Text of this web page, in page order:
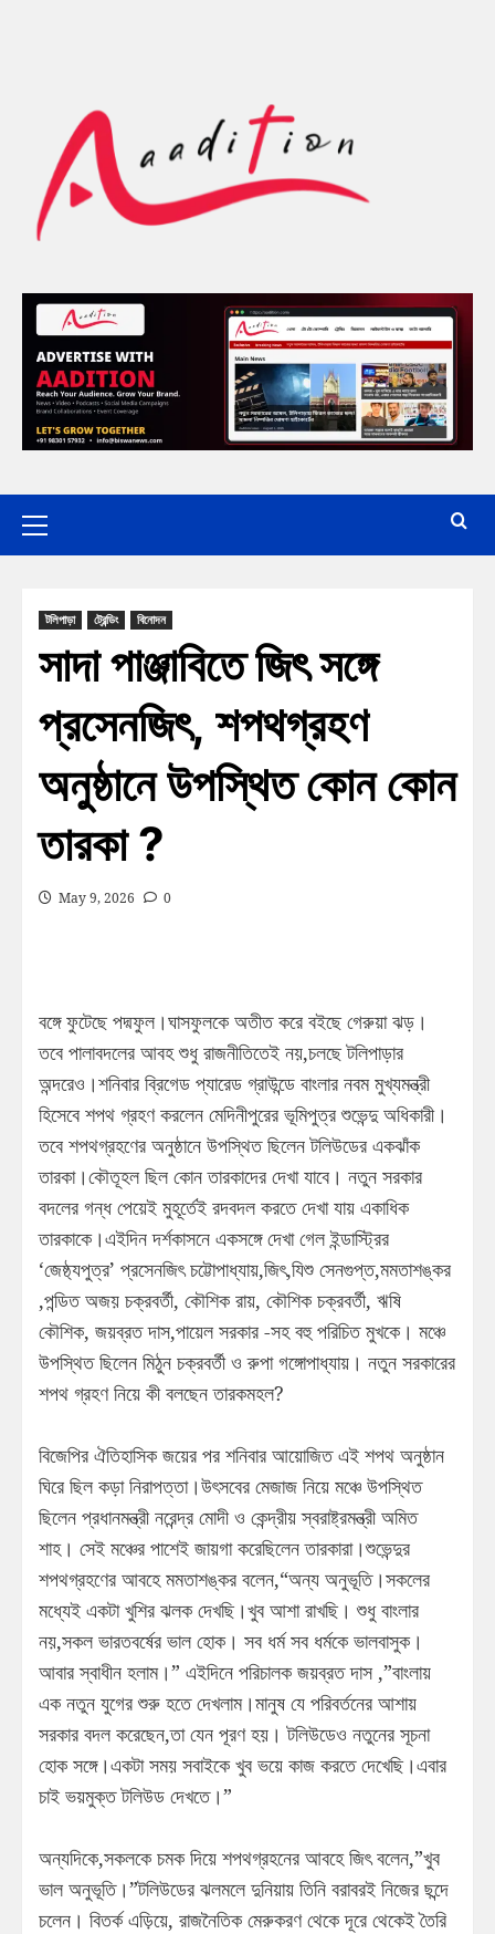
টলিপাড়া ট্রেন্ডিং বিনোদন
সাদা পাঞ্জাবিতে জিৎ সঙ্গে
প্রসেনজিৎ, শপথগ্রহণ
অনুষ্ঠানে উপস্থিত কোন কোন
তারকা ?
May 9, 2026 0
বঙ্গে ফুটেছে পদ্মফুল।ঘাসফুলকে অতীত করে বইছে গেরুয়া ঝড়।
তবে পালাবদলের আবহ শুধু রাজনীতিতেই নয়,চলছে টলিপাড়ার
অন্দরেও।শনিবার ব্রিগেড প্যারেড গ্রাউন্ডে বাংলার নবম মুখ্যমন্ত্রী
হিসেবে শপথ গ্রহণ করলেন মেদিনীপুরের ভূমিপুত্র শুভেন্দু অধিকারী।
তবে শপথগ্রহণের অনুষ্ঠানে উপস্থিত ছিলেন টলিউডের একঝাঁক
তারকা।কৌতূহল ছিল কোন তারকাদের দেখা যাবে। নতুন সরকার
বদলের গন্ধ পেয়েই মুহূর্তেই রদবদল করতে দেখা যায় একাধিক
তারকাকে।এইদিন দর্শকাসনে একসঙ্গে দেখা গেল ইন্ডাস্ট্রির
‘জেষ্ঠ্যপুত্র’ প্রসেনজিৎ চট্টোপাধ্যায়,জিৎ,যিশু সেনগুপ্ত,মমতাশঙ্কর
,পন্ডিত অজয় চক্রবর্তী, কৌশিক রায়, কৌশিক চক্রবর্তী, ঋষি
কৌশিক, জয়ব্রত দাস,পায়েল সরকার -সহ বহু পরিচিত মুখকে। মঞ্চে
উপস্থিত ছিলেন মিঠুন চক্রবর্তী ও রুপা গঙ্গোপাধ্যায়। নতুন সরকারের
শপথ গ্রহণ নিয়ে কী বলছেন তারকমহল?
বিজেপির ঐতিহাসিক জয়ের পর শনিবার আয়োজিত এই শপথ অনুষ্ঠান
ঘিরে ছিল কড়া নিরাপত্তা।উৎসবের মেজাজ নিয়ে মঞ্চে উপস্থিত
ছিলেন প্রধানমন্ত্রী নরেন্দ্র মোদী ও কেন্দ্রীয় স্বরাষ্ট্রমন্ত্রী অমিত
শাহ। সেই মঞ্চের পাশেই জায়গা করেছিলেন তারকারা।শুভেন্দুর
শপথগ্রহণের আবহে মমতাশঙ্কর বলেন,“অন্য অনুভূতি।সকলের
মধ্যেই একটা খুশির ঝলক দেখছি।খুব আশা রাখছি। শুধু বাংলার
নয়,সকল ভারতবর্ষের ভাল হোক। সব ধর্ম সব ধর্মকে ভালবাসুক।
আবার স্বাধীন হলাম।” এইদিনে পরিচালক জয়ব্রত দাস ,”বাংলায়
এক নতুন যুগের শুরু হতে দেখলাম।মানুষ যে পরিবর্তনের আশায়
সরকার বদল করেছেন,তা যেন পূরণ হয়। টলিউডেও নতুনের সূচনা
হোক সঙ্গে।একটা সময় সবাইকে খুব ভয়ে কাজ করতে দেখেছি।এবার
চাই ভয়মুক্ত টলিউড দেখতে।”
অন্যদিকে,সকলকে চমক দিয়ে শপথগ্রহনের আবহে জিৎ বলেন,”খুব
ভাল অনুভূতি।”টলিউডের ঝলমলে দুনিয়ায় তিনি বরাবরই নিজের ছন্দে
চলেন। বিতর্ক এড়িয়ে, রাজনৈতিক মেরুকরণ থেকে দূরে থেকেই তৈরি